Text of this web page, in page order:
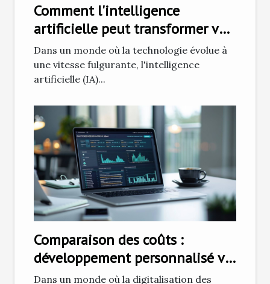
Comment l'intelligence
artificielle peut transformer vos
démarches de recherche
d'emploi
Dans un monde où la technologie évolue à
une vitesse fulgurante, l'intelligence
artificielle (IA)...
Comparaison des coûts :
développement personnalisé vs
solutions SaaS de chatbots en
Dans un monde où la digitalisation des